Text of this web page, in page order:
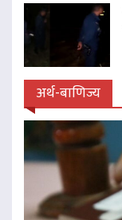
अर्थ-बाणिज्य